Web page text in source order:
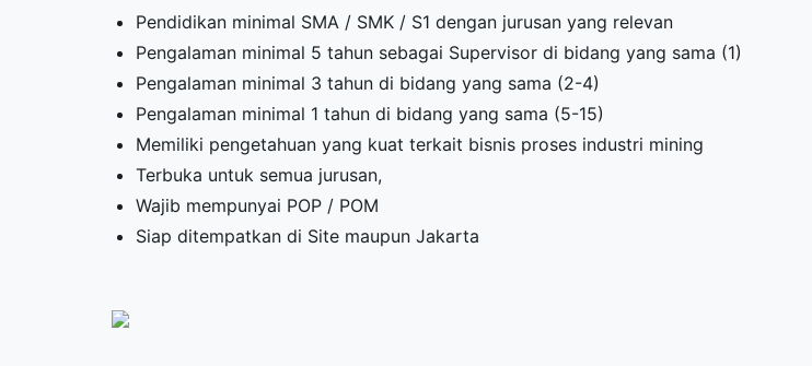
Pendidikan minimal SMA / SMK / S1 dengan jurusan yang relevan
Pengalaman minimal 5 tahun sebagai Supervisor di bidang yang sama (1)
Pengalaman minimal 3 tahun di bidang yang sama (2-4)
Pengalaman minimal 1 tahun di bidang yang sama (5-15)
Memiliki pengetahuan yang kuat terkait bisnis proses industri mining
Terbuka untuk semua jurusan,
Wajib mempunyai POP / POM
Siap ditempatkan di Site maupun Jakarta